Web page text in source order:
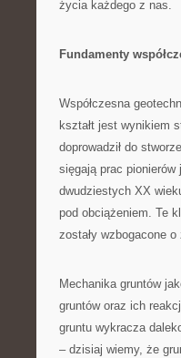
życia każdego z nas.
Fundamenty
Współczesna
kształt jest wynikiem
doprowadził do
sięgają prac
dwudziestych XX
pod obciążeniem. Te
zostały wzbogacone
Mechanika gruntów
gruntów oraz ich
gruntu wykracza
– dzisiaj wiemy, że